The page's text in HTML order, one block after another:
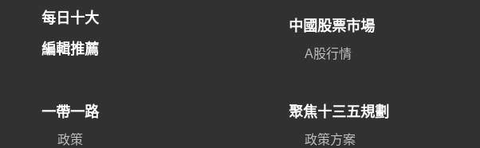
每日十大
編輯推薦
中國股票市場
A股行情
一帶一路
政策
聚焦十三五規劃
政策方案